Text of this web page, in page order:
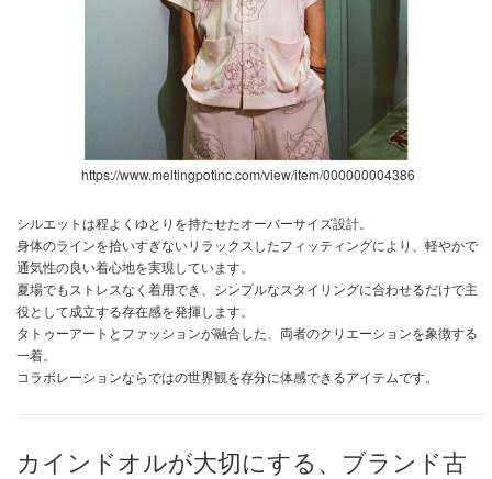
https://www.meltingpotinc.com/view/item/000000004386
シルエットは程よくゆとりを持たせたオーバーサイズ設計。
身体のラインを拾いすぎないリラックスしたフィッティングにより、軽やかで
通気性の良い着心地を実現しています。
夏場でもストレスなく着用でき、シンプルなスタイリングに合わせるだけで主
役として成立する存在感を発揮します。
タトゥーアートとファッションが融合した、両者のクリエーションを象徴する
一着。
コラボレーションならではの世界観を存分に体感できるアイテムです。
カインドオルが大切にする、ブランド古